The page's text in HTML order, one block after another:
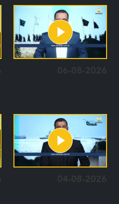
06-08-2026
04-08-2026